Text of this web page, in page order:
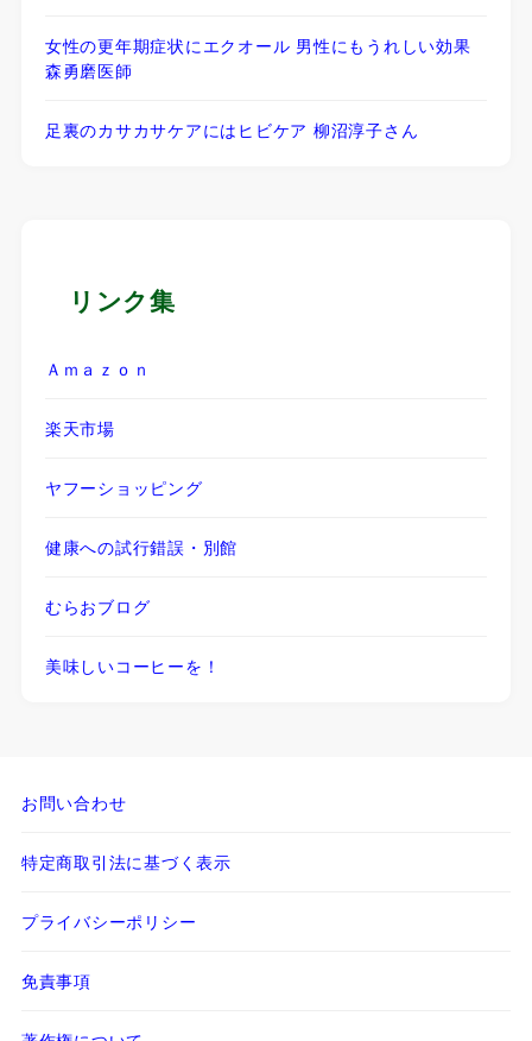
女性の更年期症状にエクオール 男性にもうれしい効果
森勇磨医師
足裏のカサカサケアにはヒビケア 柳沼淳子さん
リンク集
Ａｍａｚｏｎ
楽天市場
ヤフーショッピング
健康への試行錯誤・別館
むらおブログ
美味しいコーヒーを！
お問い合わせ
特定商取引法に基づく表示
プライバシーポリシー
免責事項